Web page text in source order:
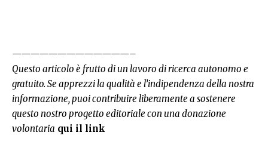
—————————————–
Questo articolo è frutto di un lavoro di ricerca autonomo e
gratuito. Se apprezzi la qualità e l’indipendenza della nostra
informazione, puoi contribuire liberamente a sostenere
questo nostro progetto editoriale con una donazione
volontaria qui il link